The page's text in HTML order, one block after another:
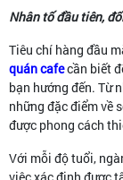
Nhân tố đầu tiên,
Tiêu chí hàng đầu
quán cafecần biết
bạn hướng đến. Từ
những đặc điểm về
được phong cách
Với mỗi độ tuổi,
việc xác định được